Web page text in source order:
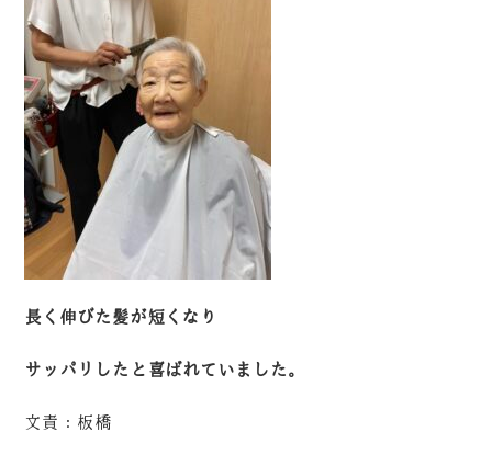
長く伸びた髪が短くなり
サッパリしたと喜ばれていました。
文責：板橋